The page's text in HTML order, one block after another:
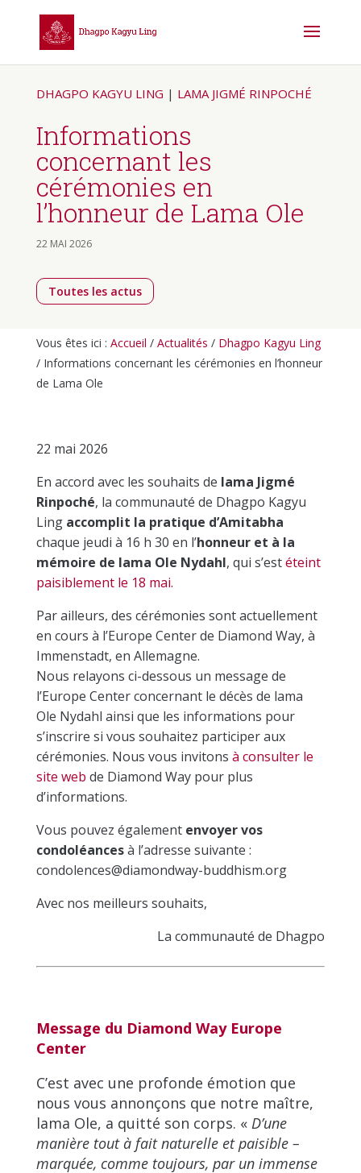
DHAGPO KAGYU LING | LAMA JIGMÉ RINPOCHÉ
Informations
concernant les
cérémonies en
l’honneur de Lama Ole
22 MAI 2026
Toutes les actus
Vous êtes ici : Accueil / Actualités / Dhagpo Kagyu Ling
/ Informations concernant les cérémonies en l’honneur
de Lama Ole
22 mai 2026
En accord avec les souhaits de lama Jigmé
Rinpoché, la communauté de Dhagpo Kagyu
Ling accomplit la pratique d’Amitabha
chaque jeudi à 16 h 30 en l’honneur et à la
mémoire de lama Ole Nydahl, qui s’estéteint
paisiblement le 18 mai.
Par ailleurs, des cérémonies sont actuellement
en cours à l’Europe Center de Diamond Way, à
Immenstadt, en Allemagne.
Nous relayons ci-dessous un message de
l’Europe Center concernant le décès de lama
Ole Nydahl ainsi que les informations pour
s’inscrire si vous souhaitez participer aux
cérémonies. Nous vous invitons à consulter le
site web de Diamond Way pour plus
d’informations.
Vous pouvez également envoyer vos
condoléancesà l’adresse suivante :
condolences@diamondway-buddhism.org
Avec nos meilleurs souhaits,
La communauté de Dhagpo
Message du Diamond Way Europe
Center
C’est avec une profonde émotion que
nous vous annonçons que notre maître,
lama Ole, a quitté son corps. «D’une
manière tout à fait naturelle et paisible –
marquée, comme toujours, par un immense